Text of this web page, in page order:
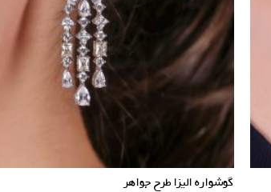
گوشواره الیزا طرح جواهر